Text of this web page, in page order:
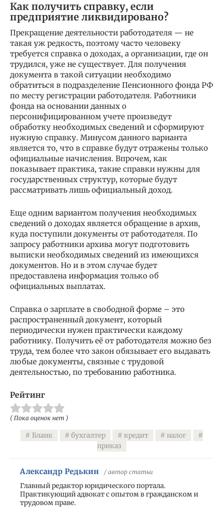
Как получить справку, если
предприятие ликвидировано?
Прекращение деятельности работодателя — не
такая уж редкость, поэтому часто человеку
требуется справка о доходах, а организации, где он
трудился, уже не существует. Для получения
документа в такой ситуации необходимо
обратиться в подразделение Пенсионного фонда РФ
по месту регистрации работодателя. Работники
фонда на основании данных о
персонифицированном учете произведут
обработку необходимых сведений и сформируют
нужную справку. Минусом данного варианта
является то, что в справке будут отражены только
официальные начисления. Впрочем, как
показывает практика, такие справки нужны для
государственных структур, которые будут
рассматривать лишь официальный доход.
Еще одним вариантом получения необходимых
сведений о доходах является обращение в архив,
куда поступили документы от работодателя. По
запросу работники архива могут подготовить
выписки необходимых сведений из имеющихся
документов. Но и в этом случае будет
предоставлена информация только об
официальных выплатах.
Справка о зарплате в свободной форме – это
распространенный документ, который
периодически нужен практически каждому
работнику. Получить её от работодателя можно без
труда, тем более что закон обязывает его выдавать
любые документы, связные с трудовой
деятельностью, по требованию работника.
Рейтинг
( Пока оценок нет )
Бланк бухгалтер кредит
налог
приказ
Александр Редькин / автор статьи
Главный редактор юридического портала.
Практикующий адвокат с опытом в гражданском и
трудовом праве.